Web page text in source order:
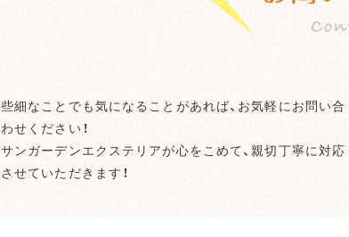
些細なことでも気になることがあれば、お気軽にお問い合
わせください！
サンガーデンエクステリアが心をこめて、親切丁寧に対応
させていただきます！